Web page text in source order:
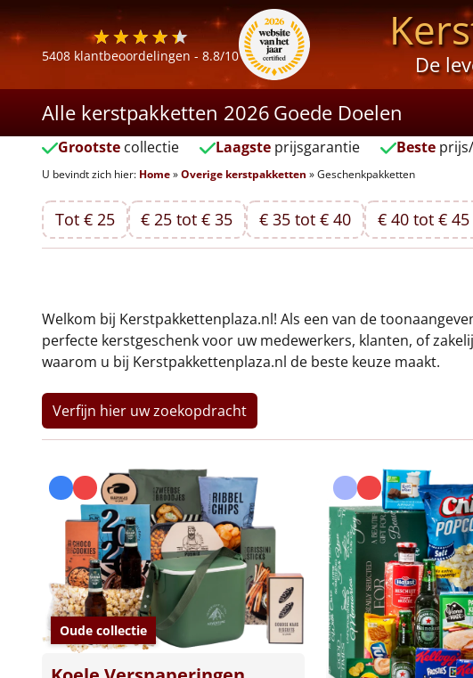
5408 klantbeoordelingen - 8.8/10
De
Alle kerstpakketten 2026 Goede Doelen
Grootste collectie Laagsteprijsgarantie Beste
U bevindt zich hier: Home»Overige kerstpakketten »Geschenkpakketten
Tot € 25 € 25 tot € 35 € 35 tot € 40 € 40 tot € 45
Welkom bij Kerstpakkettenplaza.nl! Als een van de
perfecte kerstgeschenk voor uw medewerkers, klanten, of
waarom u bij Kerstpakkettenplaza.nl de beste keuze maakt.
Verfijn hier uw zoekopdracht
Oude collectie